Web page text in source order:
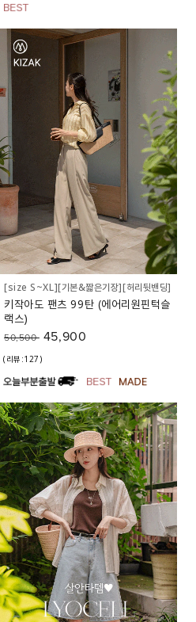
[size S~XL][기본&짧은기장][허리뒷밴딩]
키작아도 팬츠 99탄 (에어리원핀턱슬
랙스)
50,500 45,900
(리뷰:127)